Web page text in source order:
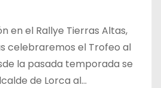
en el Rallye Tierras Altas,
celebraremos el Trofeo al
la pasada temporada se
de Lorca al…